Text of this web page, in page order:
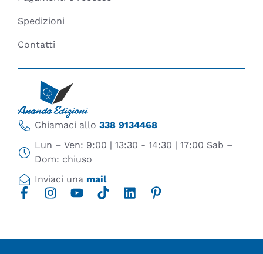
Chiamaci allo 338 9134468
Lun – Ven: 9:00 | 13:30 - 14:30 | 17:00 Sab –
Dom: chiuso
Inviaci una mail
Spedizioni
Contatti